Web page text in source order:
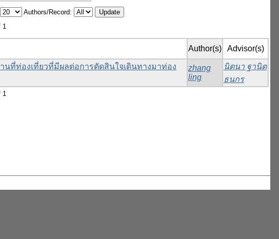
Authors/Record:
1
Author(s) Advisor(s)
ที่ท่องเที่ยวที่มีผลต่อการตัดสินใจเดินทางมาท่อง
zhang
ling
นิตนา ฐานิต
ธนกร
1